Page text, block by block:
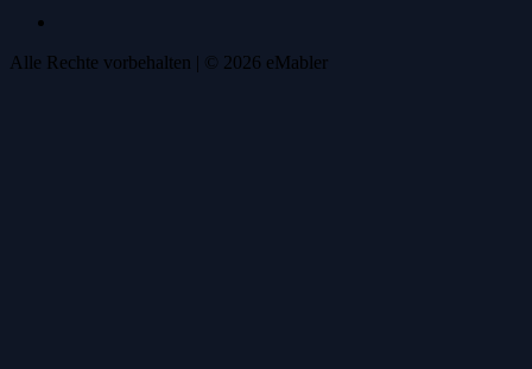
Alle Rechte vorbehalten | © 2026 eMabler